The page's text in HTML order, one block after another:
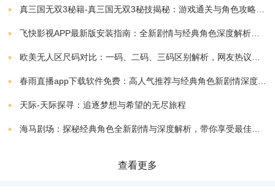
游戏亮点
2、可以和其他角色一起闯荡江湖，还能背负各种独特的
命运，特别艰辛。
3、进行自由的转生，重生，体验不同的人生，感受更多
天际-天际探寻：追逐梦想与希望的无尽旅程
海马剧场：探秘经典角色全新剧情与深度解析，带你享受最佳观剧指南
查看更多